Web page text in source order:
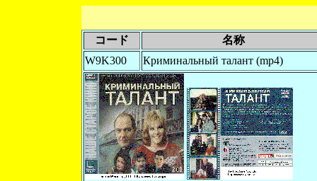
コード
名称
W9K300
Криминальный талант (mp4)